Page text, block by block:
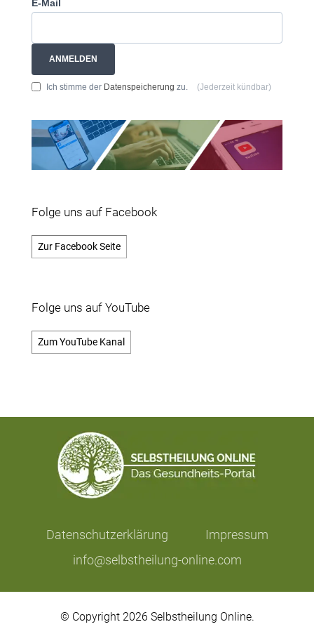
E-Mail
ANMELDEN
Ich stimme der Datenspeicherung zu. (Jederzeit kündbar)
Folge uns auf Facebook
Zur Facebook Seite
Folge uns auf YouTube
Zum YouTube Kanal
Datenschutzerklärung
Impressum
info@selbstheilung-online.com
© Copyright 2026 Selbstheilung Online.